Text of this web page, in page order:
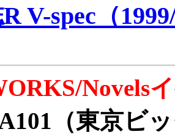
V-spec（
Novels
（東京ビ